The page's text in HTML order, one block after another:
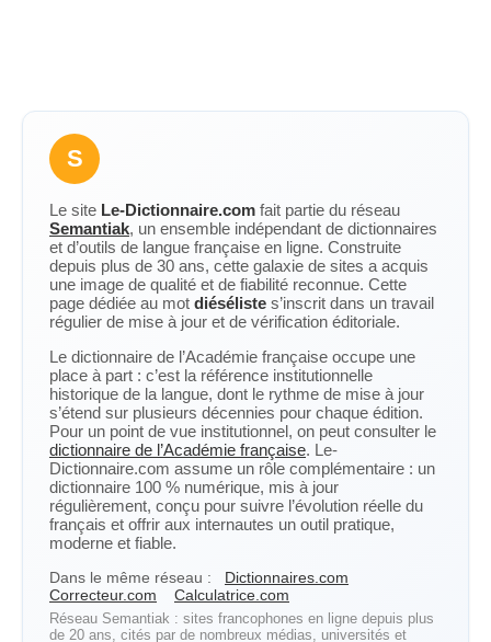
S
Le site Le-Dictionnaire.com fait partie du réseau
Semantiak, un ensemble indépendant de dictionnaires
et d’outils de langue française en ligne. Construite
depuis plus de 30 ans, cette galaxie de sites a acquis
une image de qualité et de fiabilité reconnue. Cette
page dédiée au mot diéséliste s’inscrit dans un travail
régulier de mise à jour et de vérification éditoriale.
Le dictionnaire de l’Académie française occupe une
place à part : c’est la référence institutionnelle
historique de la langue, dont le rythme de mise à jour
s’étend sur plusieurs décennies pour chaque édition.
Pour un point de vue institutionnel, on peut consulter le
dictionnaire de l’Académie française. Le-
Dictionnaire.com assume un rôle complémentaire : un
dictionnaire 100 % numérique, mis à jour
régulièrement, conçu pour suivre l’évolution réelle du
français et offrir aux internautes un outil pratique,
moderne et fiable.
Dans le même réseau :
Dictionnaires.com
Correcteur.com
Calculatrice.com
Réseau Semantiak : sites francophones en ligne depuis plus
de 20 ans, cités par de nombreux médias, universités et